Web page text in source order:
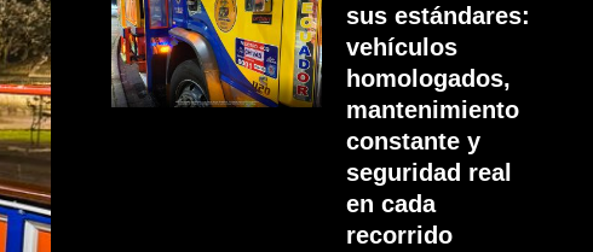
sus estándares:
vehículos
homologados,
mantenimiento
constante y
seguridad real
en cada
recorrido